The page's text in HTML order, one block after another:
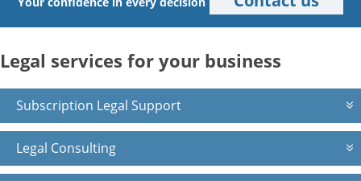
Legal services for your business
Subscription Legal Support
Legal Consulting